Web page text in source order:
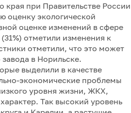
края при Правительстве России
оценку экологической
оценке изменений в сфере
отметили изменения к
отметили, что это может
в Норильске.
выделили в качестве
экономические проблемы
уровня жизни, ЖКХ,
Так высокий уровень